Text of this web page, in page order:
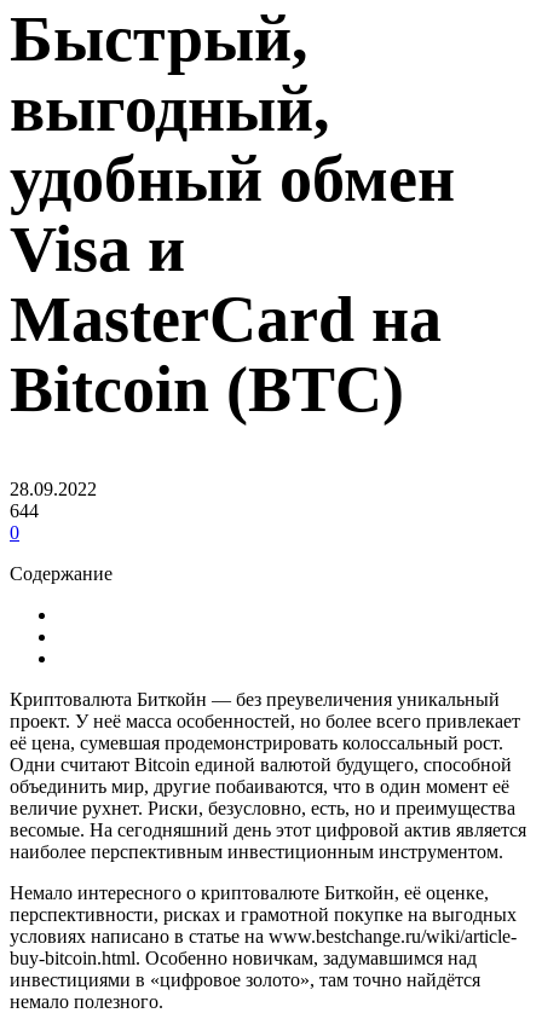
Быстрый,
выгодный,
удобный обмен
Visa и
MasterCard на
Bitcoin (BTC)
28.09.2022
644
0
Содержание
Криптовалюта Биткойн — без преувеличения уникальный
проект. У неё масса особенностей, но более всего привлекает
её цена, сумевшая продемонстрировать колоссальный рост.
Одни считают Bitcoin единой валютой будущего, способной
объединить мир, другие побаиваются, что в один момент её
величие рухнет. Риски, безусловно, есть, но и преимущества
весомые. На сегодняшний день этот цифровой актив является
наиболее перспективным инвестиционным инструментом.
Немало интересного о криптовалюте Биткойн, её оценке,
перспективности, рисках и грамотной покупке на выгодных
условиях написано в статье на www.bestchange.ru/wiki/article-
buy-bitcoin.html. Особенно новичкам, задумавшимся над
инвестициями в «цифровое золото», там точно найдётся
немало полезного.